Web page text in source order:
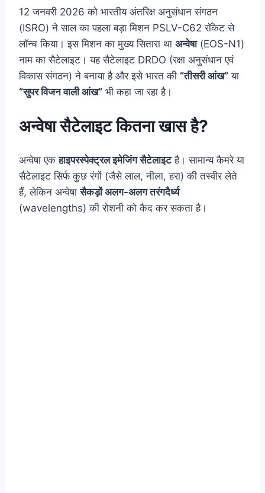
12 जनवरी 2026 को भारतीय अंतरिक्ष अनुसंधान संगठन
(ISRO) ने साल का पहला बड़ा मिशन PSLV-C62 रॉकेट से
लॉन्च किया। इस मिशन का मुख्य सितारा था अन्वेषा(EOS-N1)
नाम का सैटेलाइट। यह सैटेलाइट DRDO (रक्षा अनुसंधान एवं
विकास संगठन) ने बनाया है और इसे भारत की “तीसरी आंख” या
“सुपर विजन वाली आंख” भी कहा जा रहा है।
अन्वेषा सैटेलाइट कितना खास है?
अन्वेषा एकहाइपरस्पेक्ट्रल इमेजिंग सैटेलाइटहै। सामान्य कैमरे या
सैटेलाइट सिर्फ कुछ रंगों (जैसे लाल, नीला, हरा) की तस्वीर लेते
हैं, लेकिन अन्वेषासैकड़ों अलग-अलग तरंगदैर्ध्य
(wavelengths) की रोशनी को कैद कर सकता है।